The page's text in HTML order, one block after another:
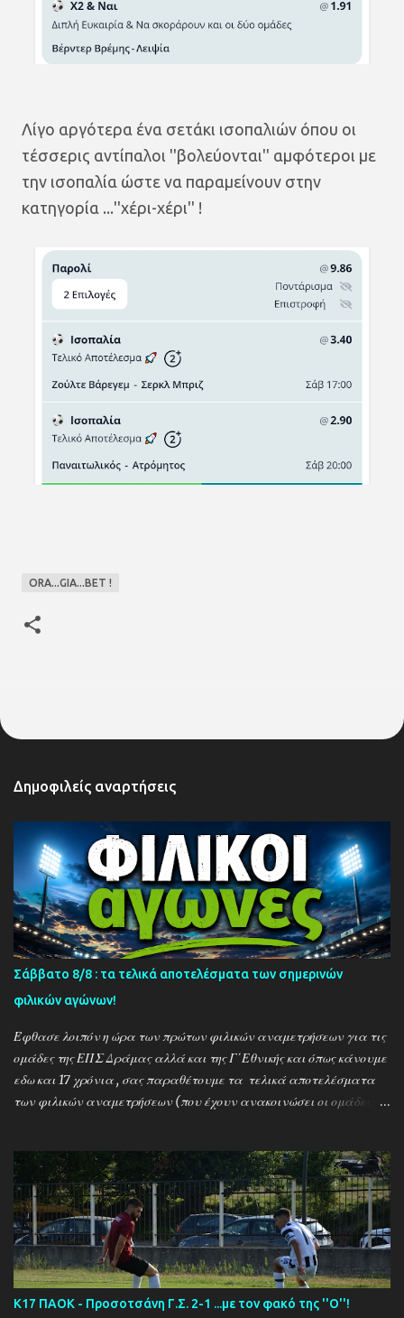
Λίγο αργότερα ένα σετάκι ισοπαλιών όπου οι
τέσσερις αντίπαλοι ''βολεύονται'' αμφότεροι με
την ισοπαλία ώστε να παραμείνουν στην
κατηγορία ...''χέρι-χέρι'' !
ORA...GIA...BET !
Δημοφιλείς αναρτήσεις
Σάββατο 8/8 : τα τελικά αποτελέσματα των σημερινών
φιλικών αγώνων!
Έφθασε λοιπόν η ώρα των πρώτων φιλικών αναμετρήσεων για τις
ομάδες της ΕΠΣ Δράμας αλλά και της Γ΄Εθνικής και όπως κάνουμε
εδω και 17 χρόνια , σας παραθέτουμε τα τελικά αποτελέσματα
των φιλικών αναμετρήσεων (που έχουν ανακοινώσει οι ομάδες) ....
Ξηροποτάμος - Νευροκοπι 2-2 Α.Ο. Καβάλα - Αγ. Αθανάσιος 5-1
Μαυρόβατος - Αμπελοκηποι 0-2 Κ17 ΠΑΟΚ - Προσοτσάνη 2-1
(7/8) ------------------------------------------------------
--------- Ν. Αμισος - Νεοχώρι Σερρών 3-0
Κ17 ΠΑΟΚ - Προσοτσάνη Γ.Σ. 2-1 ...με τον φακό της ''Ο''!